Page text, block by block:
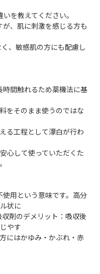
を教えてください。
、肌に刺激を感じる方も
、敏感肌の方にも配慮し
間触れるため薬機法に基
をそのまま使うのではな
る工程として漂白が行わ
心して使っていただくた
用という意味です。高分
状に
剤のデメリット：吸収後
やす
にはかゆみ・かぶれ・赤